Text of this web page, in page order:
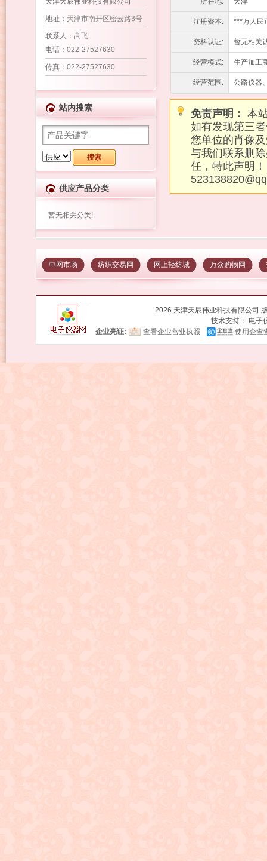
地址 ：天津市南开区密云路3号
联系人 ：高飞
电话：022-27527630
传真：022-27527630
站内搜索
供应产品分类
暂无相关分类!
注册资本: ***万人民
资料认证: 暂无相关
经营模式: 生产加工
经营范围: 公路仪器
免责声明： 本
如有发现第三
您单位的肖像
与我们联系删
任，特此声明
中网市场 纺织交易网 网上轻纺城 万众购物网
2026 天津天辰伟业科技有限公司
技术支持：
电子
企业亮证:
查看企业营业执照 使用企查